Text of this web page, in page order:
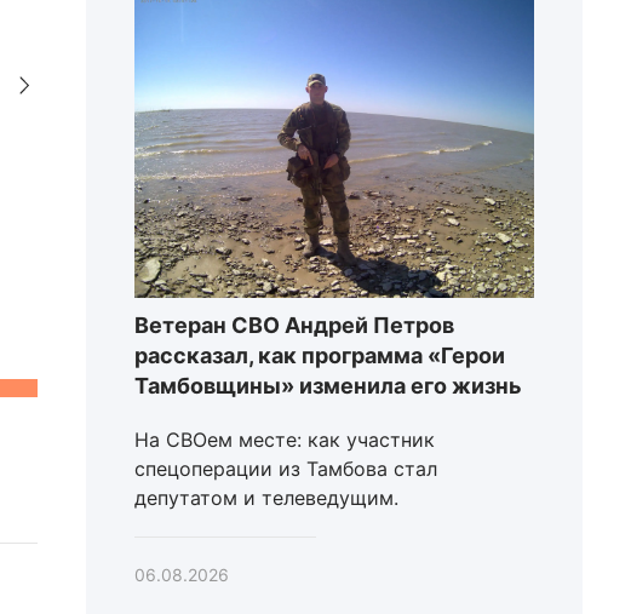
Ветеран СВО Андрей Петров
рассказал, как программа «Герои
Тамбовщины» изменила его жизнь
На СВОем месте: как участник
спецоперации из Тамбова стал
депутатом и телеведущим.
06.08.2026